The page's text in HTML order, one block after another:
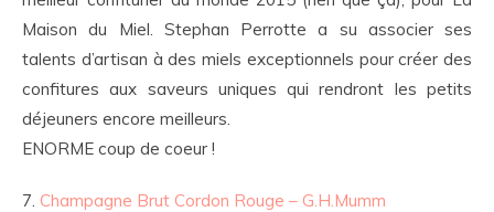
Maison du Miel. Stephan Perrotte a su associer ses
talents d’artisan à des miels exceptionnels pour créer des
confitures aux saveurs uniques qui rendront les petits
déjeuners encore meilleurs.
ENORME coup de coeur !
7. Champagne Brut Cordon Rouge – G.H.Mumm